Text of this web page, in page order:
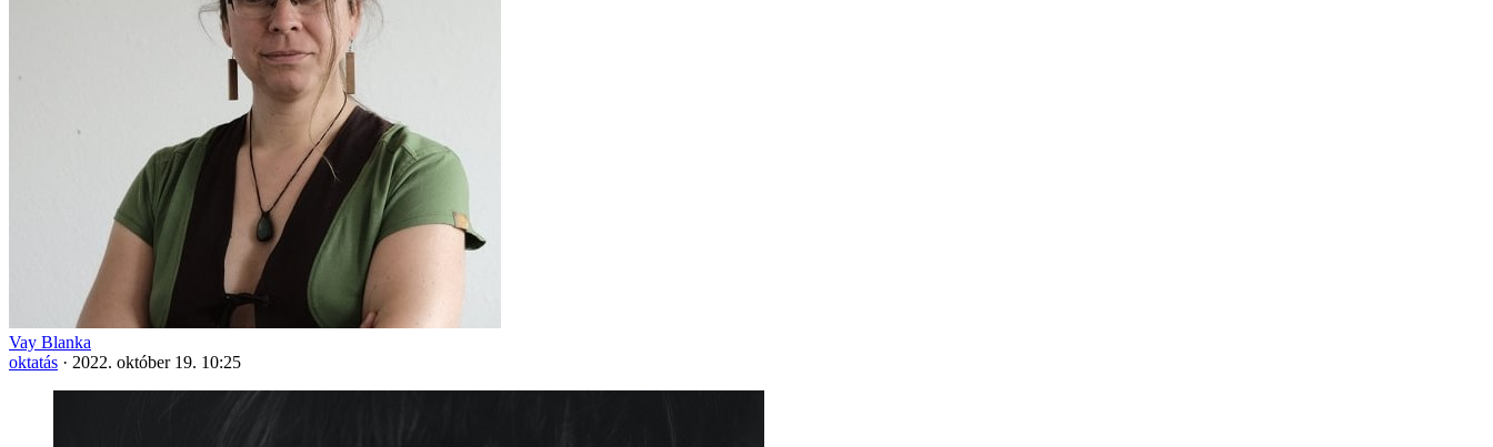
Vay Blanka
oktatás · 2022. október 19. 10:25